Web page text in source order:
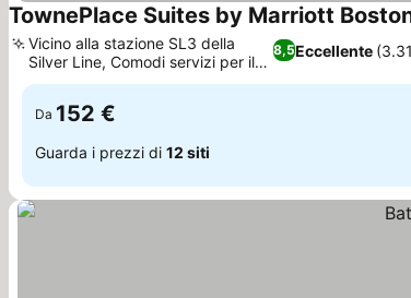
TownePlace Suites by Marriott
8,5Eccellente
Vicino alla stazione SL3 della
Silver Line, Comodi servizi per il
sonno
Da 152 €
Guarda i prezzi di 12 siti